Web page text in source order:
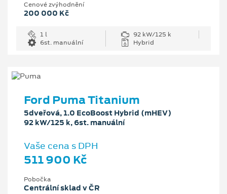
Cenové zvýhodnění
200 000 Kč
1 l
92 kW/125 k
6st. manuální
Hybrid
Ford Puma Titanium
5dveřová, 1.0 EcoBoost Hybrid (mHEV)
92 kW/125 k, 6st. manuální
Vaše cena s DPH
511 900 Kč
Pobočka
Centrální sklad v ČR